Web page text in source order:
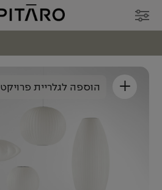
+ הוספה לגלריית פרויקט